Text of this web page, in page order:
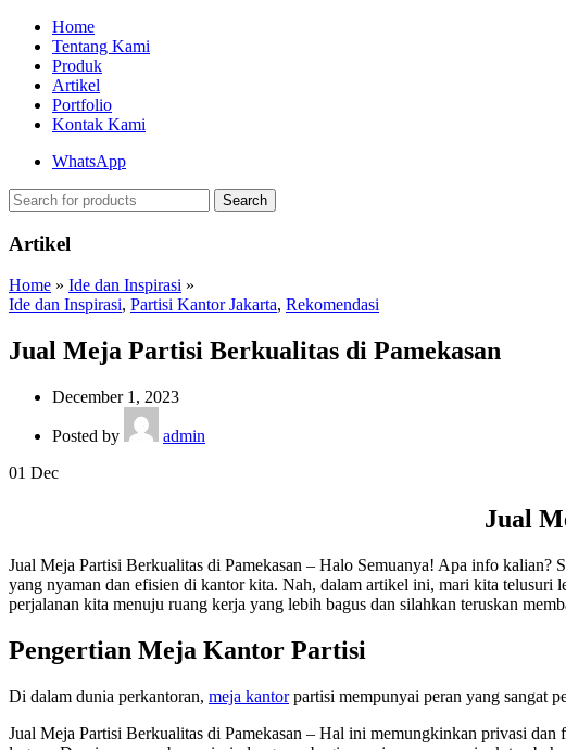
Home
Tentang Kami
Produk
Artikel
Portfolio
Kontak Kami
WhatsApp
Search
Artikel
Home » Ide dan Inspirasi »
Ide dan Inspirasi, Partisi Kantor Jakarta, Rekomendasi
Jual Meja Partisi Berkualitas di Pamekasan
December 1, 2023
Posted by
admin
01 Dec
Jual
Jual Meja Partisi Berkualitas di Pamekasan – Halo Semuanya! Apa info kalian?
yang nyaman dan efisien di kantor kita. Nah, dalam artikel ini, mari kita telusuri
perjalanan kita menuju ruang kerja yang lebih bagus dan silahkan teruskan
Pengertian Meja Kantor Partisi
Di dalam dunia perkantoran, meja kantorpartisi mempunyai peran yang sangat
Jual Meja Partisi Berkualitas di Pamekasan – Hal ini memungkinkan privasi